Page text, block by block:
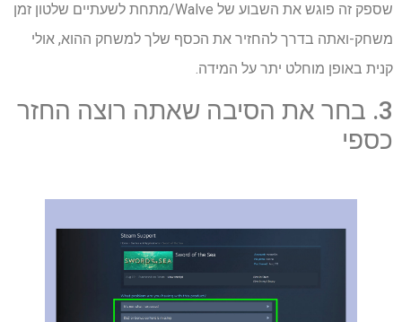
שספק זה פוגש את השבוע של Walve/מתחת לשעתיים שלטון זמן
משחק-ואתה בדרך להחזיר את הכסף שלך למשחק ההוא, אולי
קנית באופן מוחלט יתר על המידה.
3. בחר את הסיבה שאתה רוצה החזר
כספי